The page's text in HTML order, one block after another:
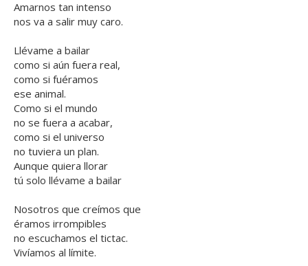
Amarnos tan intenso
nos va a salir muy caro.
Llévame a bailar
como si aún fuera real,
como si fuéramos
ese animal.
Como si el mundo
no se fuera a acabar,
como si el universo
no tuviera un plan.
Aunque quiera llorar
tú solo llévame a bailar
Nosotros que creímos que
éramos irrompibles
no escuchamos el tictac.
Vivíamos al límite.